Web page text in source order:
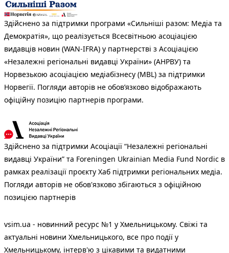
Здійснено за підтримки програми «Сильніші разом: Медіа та
Демократія», що реалізується Всесвітньою асоціацією
видавців новин (WAN-IFRA) у партнерстві з Асоціацією
«Незалежні регіональні видавці України» (АНРВУ) та
Норвезькою асоціацією медіабізнесу (MBL) за підтримки
Норвегії. Погляди авторів не обов’язково відображають
офіційну позицію партнерів програми.
Здійснено за підтримки Асоціації “Незалежні регіональні
видавці України” та Foreningen Ukrainian Media Fund Nordic в
рамках реалізації проєкту Хаб підтримки регіональних медіа.
Погляди авторів не обов'язково збігаються з офіційною
позицією партнерів
vsim.ua - новинний ресурс №1 у Хмельницькому. Свіжі та
актуальні новини Хмельницького, все про події у
Хмельницькому, інтерв'ю з цікавими та видатними